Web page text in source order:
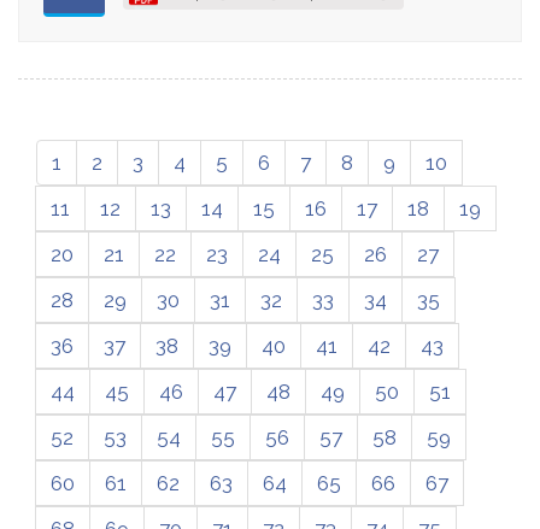
1 2 3 4 5 6 7 8 9
10
11
12 13 14 15 16 17 18
19
20
21 22 23 24 25 26
27
28
29 30 31 32 33 34
35
36
37 38 39 40 41 42
43
44
45 46 47 48 49 50
51
52
53 54 55 56 57 58
59
60
61 62 63 64 65 66
67